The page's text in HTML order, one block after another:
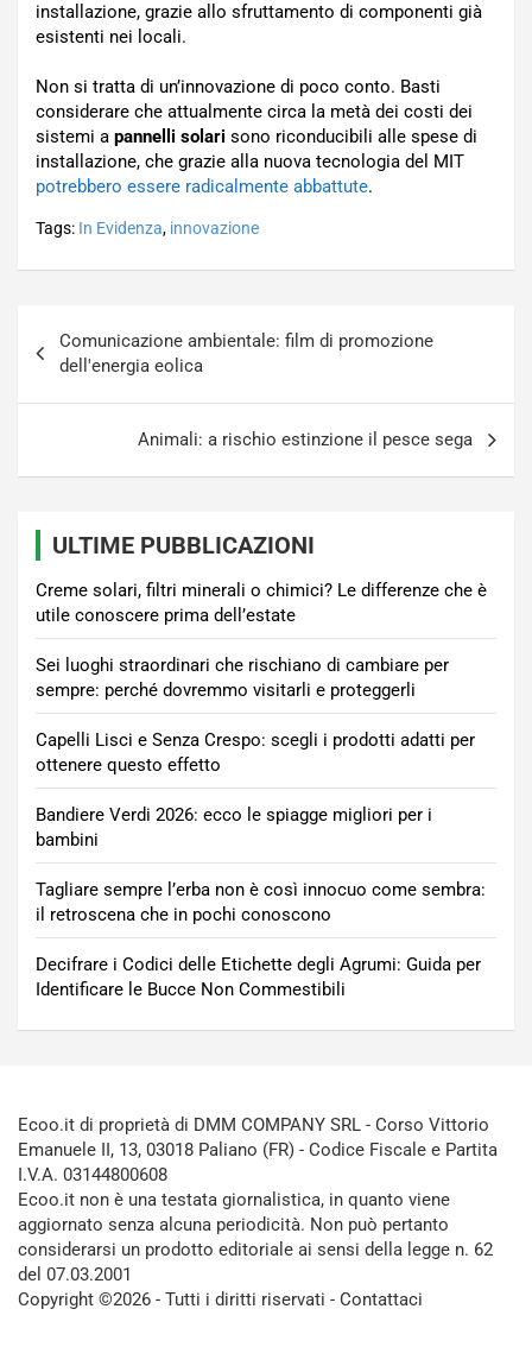
installazione, grazie allo sfruttamento di componenti già
esistenti nei locali.
Non si tratta di un’innovazione di poco conto. Basti
considerare che attualmente circa la metà dei costi dei
sistemi a pannelli solari sono riconducibili alle spese di
installazione, che grazie alla nuova tecnologia del MIT
potrebbero essere radicalmente abbattute.
Tags: In Evidenza, innovazione
articoli
Comunicazione ambientale: film di promozione
dell'energia eolica
Animali: a rischio estinzione il pesce sega
ULTIME PUBBLICAZIONI
Creme solari, filtri minerali o chimici? Le differenze che è
utile conoscere prima dell’estate
Sei luoghi straordinari che rischiano di cambiare per
sempre: perché dovremmo visitarli e proteggerli
Capelli Lisci e Senza Crespo: scegli i prodotti adatti per
ottenere questo effetto
Bandiere Verdi 2026: ecco le spiagge migliori per i
bambini
Tagliare sempre l’erba non è così innocuo come sembra:
il retroscena che in pochi conoscono
Decifrare i Codici delle Etichette degli Agrumi: Guida per
Identificare le Bucce Non Commestibili
Ecoo.it di proprietà di DMM COMPANY SRL - Corso Vittorio
Emanuele II, 13, 03018 Paliano (FR) - Codice Fiscale e Partita
I.V.A. 03144800608
Ecoo.it non è una testata giornalistica, in quanto viene
aggiornato senza alcuna periodicità. Non può pertanto
considerarsi un prodotto editoriale ai sensi della legge n. 62
del 07.03.2001
Copyright ©2026 - Tutti i diritti riservati - Contattaci